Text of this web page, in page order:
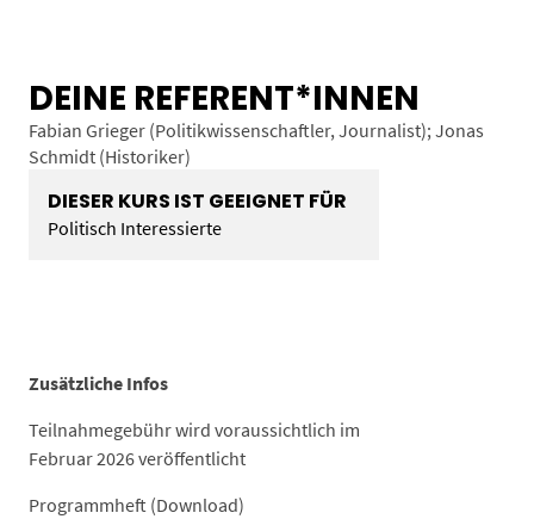
DEINE REFERENT*INNEN
Fabian Grieger (Politikwissenschaftler, Journalist); Jonas
Schmidt (Historiker)
DIESER KURS IST GEEIGNET FÜR
Politisch Interessierte
Zusätzliche Infos
Teilnahmegebühr wird voraussichtlich im
Februar 2026 veröffentlicht
Programmheft (Download)